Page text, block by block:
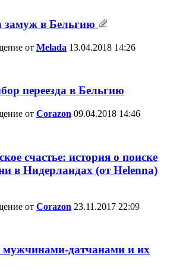
в Бельгию
от Melada 13.04.2018 14:26
переезда в Бельгию
от Corazon 09.04.2018 14:46
счастье: история о поиске
в Нидерландах (от Helenna)
от Corazon 23.11.2017 22:09
мужчинами-датчанами и их